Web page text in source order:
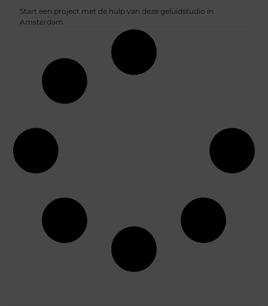
Start een project met de hulp van deze geluidstudio in
Amsterdam